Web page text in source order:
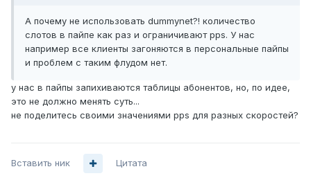
А почему не использовать dummynet?! количество
слотов в пайпе как раз и ограничивают pps. У нас
например все клиенты загоняются в персональные пайпы
и проблем с таким флудом нет.
у нас в пайпы запихиваются таблицы абонентов, но, по идее,
это не должно менять суть...
не поделитесь своими значениями pps для разных скоростей?
Вставить ник Цитата